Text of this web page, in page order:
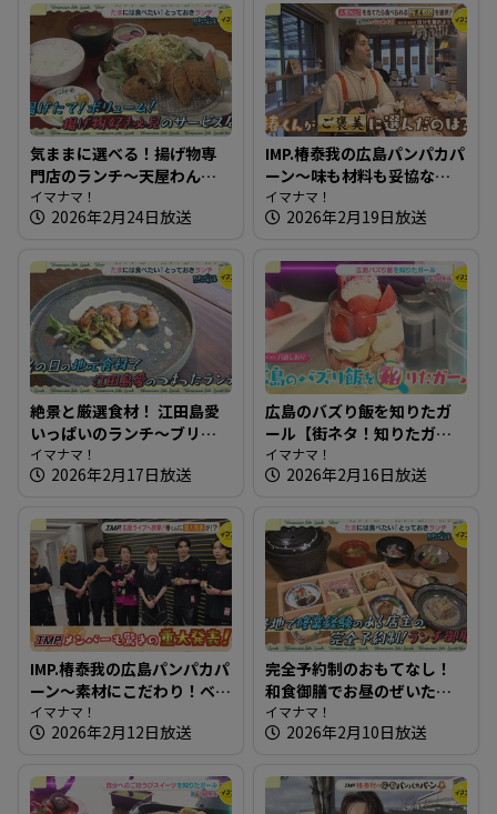
気ままに選べる！揚げ物専
門店のランチ～天屋わんや
【たまにはそとランチ】
イマナマ！
2026年2月24日放送
IMP.椿泰我の広島パンパカパ
ーン～味も材料も妥協な
し！珍しい店名のパン屋さ
ん
イマナマ！
2026年2月19日放送
絶景と厳選食材！ 江田島愛
いっぱいのランチ～ブリコ
ラージュ ディセット【たま
にはそとランチ】
イマナマ！
2026年2月17日放送
広島のバズり飯を知りたガ
ール【街ネタ！知りたガー
ル】
イマナマ！
2026年2月16日放送
IMP.椿泰我の広島パンパカパ
ーン～素材にこだわり！ベ
ーグル・総菜パンのお店＆
IMP.広島ライブへ突撃！椿く
イマナマ！
2026年2月12日放送
完全予約制のおもてなし！
和食御膳でお昼のぜいたく
～和ごころ 成【たまにはそ
とランチ】
イマナマ！
2026年2月10日放送